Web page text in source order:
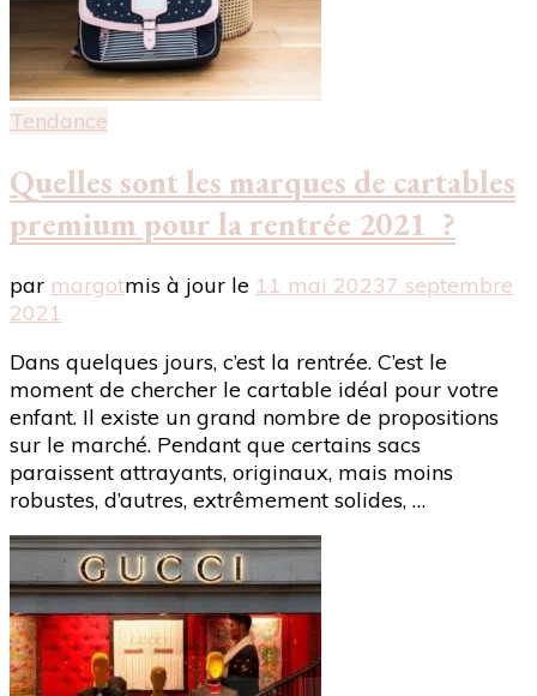
Tendance
Quelles sont les marques de cartables
premium pour la rentrée 2021 ?
par margotmis à jour le 11 mai 20237 septembre
2021
Dans quelques jours, c’est la rentrée. C’est le
moment de chercher le cartable idéal pour votre
enfant. Il existe un grand nombre de propositions
sur le marché. Pendant que certains sacs
paraissent attrayants, originaux, mais moins
robustes, d’autres, extrêmement solides, …